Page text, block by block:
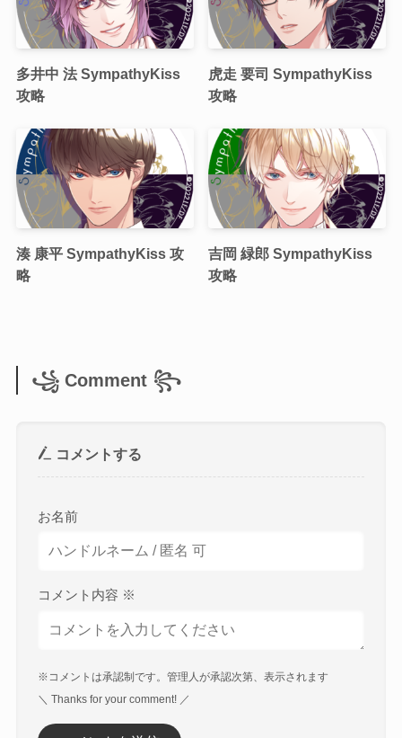
多井中 法 SympathyKiss
攻略
虎走 要司 SympathyKiss
攻略
湊 康平 SympathyKiss 攻
略
吉岡 緑郎 SympathyKiss
攻略
꧁ Comment ꧂
コメントする
お名前
コメント内容 ※
※コメントは承認制です。管理人が承認次第、表示されます
＼ Thanks for your comment! ／